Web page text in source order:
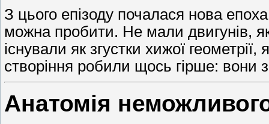
З цього епізоду почалася нова
можна пробити. Не мали двигунів,
існували як згустки хижої
створіння робили щось гірше: вони
Анатомія